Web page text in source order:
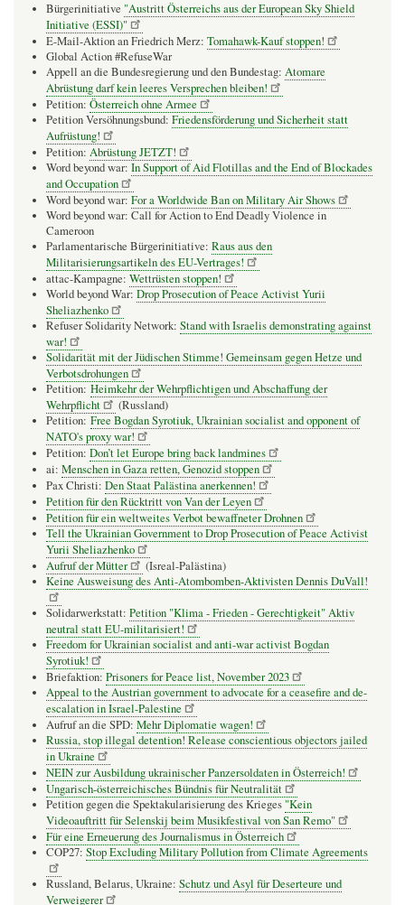
Bürgerinitiative "Austritt Österreichs aus der European Sky Shield
Initiative (ESSI)"
E-Mail-Aktion an Friedrich Merz: Tomahawk-Kauf stoppen!
Global Action #RefuseWar
Appell an die Bundesregierung und den Bundestag: Atomare
Abrüstung darf kein leeres Versprechen bleiben!
Petition: Österreich ohne Armee
Petition Versöhnungsbund: Friedensförderung und Sicherheit statt
Aufrüstung!
Petition: Abrüstung JETZT!
Word beyond war: In Support of Aid Flotillas and the End of Blockades
and Occupation
Word beyond war: For a Worldwide Ban on Military Air Shows
Word beyond war: Call for Action to End Deadly Violence in
Cameroon
Parlamentarische Bürgerinitiative: Raus aus den
Militarisierungsartikeln des EU-Vertrages!
attac-Kampagne: Wettrüsten stoppen!
World beyond War: Drop Prosecution of Peace Activist Yurii
Sheliazhenko
Refuser Solidarity Network: Stand with Israelis demonstrating against
war!
Solidarität mit der Jüdischen Stimme! Gemeinsam gegen Hetze und
Verbotsdrohungen
Petition: Heimkehr der Wehrpflichtigen und Abschaffung der
Wehrpflicht
(Russland)
Petition: Free Bogdan Syrotiuk, Ukrainian socialist and opponent of
NATO's proxy war!
Petition: Don’t let Europe bring back landmines
ai: Menschen in Gaza retten, Genozid stoppen
Pax Christi: Den Staat Palästina anerkennen!
Petition für den Rücktritt von Van der Leyen
Petition für ein weltweites Verbot bewaffneter Drohnen
Tell the Ukrainian Government to Drop Prosecution of Peace Activist
Yurii Sheliazhenko
Aufruf der Mütter
(Isreal-Palästina)
Keine Ausweisung des Anti-Atombomben-Aktivisten Dennis DuVall!
Solidarwerkstatt: Petition "Klima - Frieden - Gerechtigkeit" Aktiv
neutral statt EU-militarisiert!
Freedom for Ukrainian socialist and anti-war activist Bogdan
Syrotiuk!
Briefaktion: Prisoners for Peace list, November 2023
Appeal to the Austrian government to advocate for a ceasefire and de-
escalation in Israel-Palestine
Aufruf an die SPD: Mehr Diplomatie wagen!
Russia, stop illegal detention! Release conscientious objectors jailed
in Ukraine
NEIN zur Ausbildung ukrainischer Panzersoldaten in Österreich!
Ungarisch-österreichisches Bündnis für Neutralität
Petition gegen die Spektakularisierung des Krieges "Kein
Videoauftritt für Selenskij beim Musikfestival von San Remo"
Für eine Erneuerung des Journalismus in Österreich
COP27: Stop Excluding Military Pollution from Climate Agreements
Russland, Belarus, Ukraine: Schutz und Asyl für Deserteure und
Verweigerer